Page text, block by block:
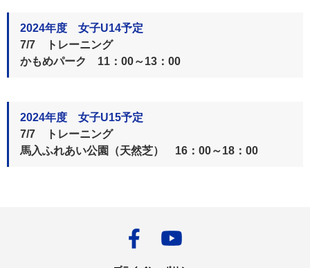
2024年度 女子U14予定
7/7 トレーニング
かもめパーク 11：00～13：00
2024年度 女子U15予定
7/7 トレーニング
馬入ふれあい公園（天然芝） 16：00～18：00